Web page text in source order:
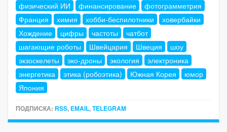
физический ИИ
финансирование
фотограмметрия
Франция
химия хобби-беспилотники
ховербайки
Хождение
цифры частоты
чатбот
шагающие роботы
Швейцария Швеция
шоу
экзоскелеты
эко-дроны экология
электроника
энергетика
этика (робоэтика) Южная Корея
юмор
Япония
ПОДПИСКА: RSS, EMAIL,TELEGRAM